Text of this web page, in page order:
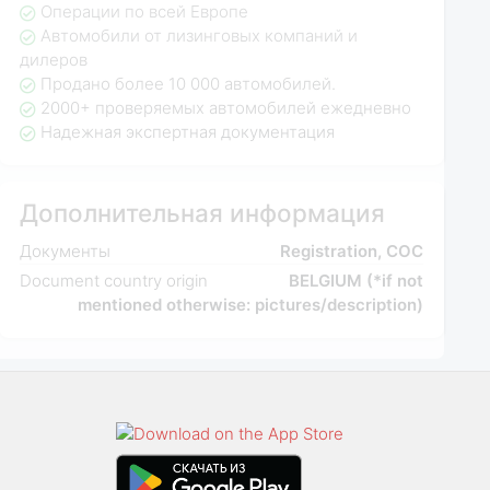
Операции по всей Европе
Автомобили от лизинговых компаний и
дилеров
Продано более 10 000 автомобилей.
2000+ проверяемых автомобилей ежедневно
Надежная экспертная документация
Дополнительная информация
Документы
Registration, COC
Document country origin
BELGIUM (*if not
mentioned otherwise: pictures/description)